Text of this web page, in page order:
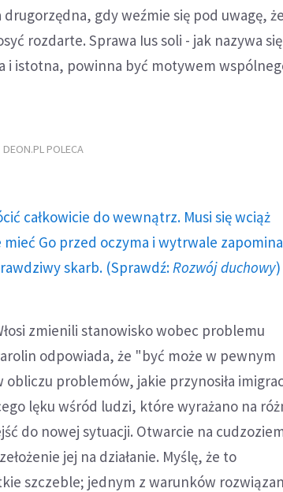
gdy weźmie się pod uwagę,
rozdarte. Sprawa Ius soli - jak nazywa się
i istotna, powinna być motywem
DEON.PL POLECA
całkowicie do wewnątrz. Musi się wciąż
Go przed oczyma i wytrwale
skarb. (Sprawdź: Rozwój duchowy)
zmienili stanowisko wobec problemu
odpowiada, że "być może w pewnym
problemów, jakie przynosiła
lęku wśród ludzi, które wyrażano na
do nowej sytuacji. Otwarcie na
jej na działanie. Myślę, że to
szczeble; jednym z warunków